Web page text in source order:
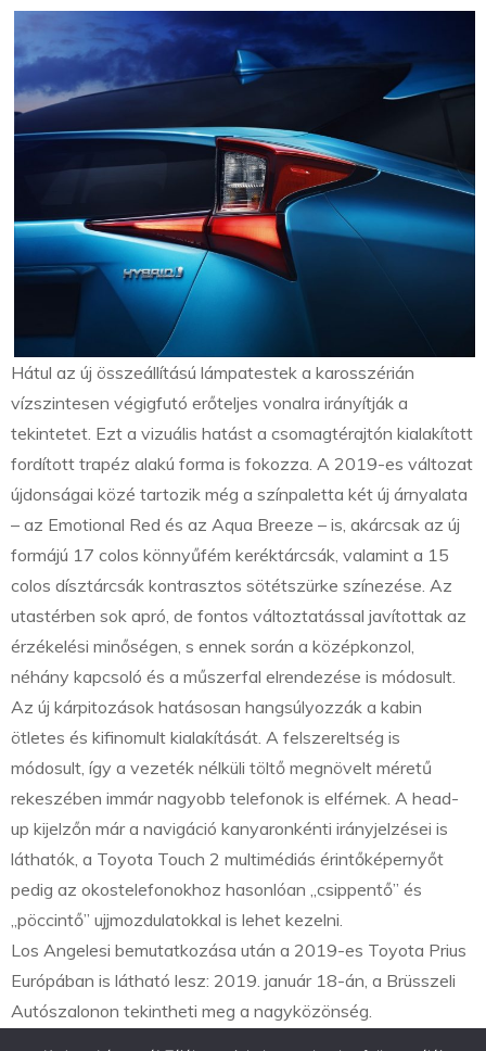
Hátul az új összeállítású lámpatestek a karosszérián
vízszintesen végigfutó erőteljes vonalra irányítják a
tekintetet. Ezt a vizuális hatást a csomagtérajtón kialakított
fordított trapéz alakú forma is fokozza. A 2019-es változat
újdonságai közé tartozik még a színpaletta két új árnyalata
– az Emotional Red és az Aqua Breeze – is, akárcsak az új
formájú 17 colos könnyűfém keréktárcsák, valamint a 15
colos dísztárcsák kontrasztos sötétszürke színezése. Az
utastérben sok apró, de fontos változtatással javítottak az
érzékelési minőségen, s ennek során a középkonzol,
néhány kapcsoló és a műszerfal elrendezése is módosult.
Az új kárpitozások hatásosan hangsúlyozzák a kabin
ötletes és kifinomult kialakítását. A felszereltség is
módosult, így a vezeték nélküli töltő megnövelt méretű
rekeszében immár nagyobb telefonok is elférnek. A head-
up kijelzőn már a navigáció kanyaronkénti irányjelzései is
láthatók, a Toyota Touch 2 multimédiás érintőképernyőt
pedig az okostelefonokhoz hasonlóan „csippentő” és
„pöccintő” ujjmozdulatokkal is lehet kezelni.
Los Angelesi bemutatkozása után a 2019-es Toyota Prius
Európában is látható lesz: 2019. január 18-án, a Brüsszeli
Autószalonon tekintheti meg a nagyközönség.